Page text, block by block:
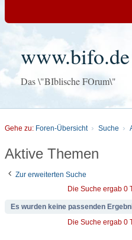
www.bifo.de
Das \"BIblische FOrum\"
Gehe zu: Foren-Übersicht Suche
Aktive Themen
Zur erweiterten Suche
Die Suche ergab 0
Es wurden keine passenden
Die Suche ergab 0